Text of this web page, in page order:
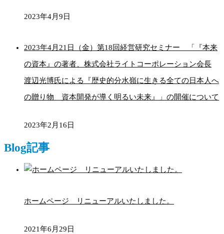
2023年4月9日
2023年4月21日（金）第18回経営研究セミナー 「『本来
の資本』の著者、株式会社ライトコーポレーション会長
渡辺光博氏による『歴史的分水嶺に生きる全ての日本人へ
の贈り物 資本開発が導く明るい未来』」の開催について
2023年2月16日
Blog記事
ホームページ リニューアルいたしました。
2021年6月29日